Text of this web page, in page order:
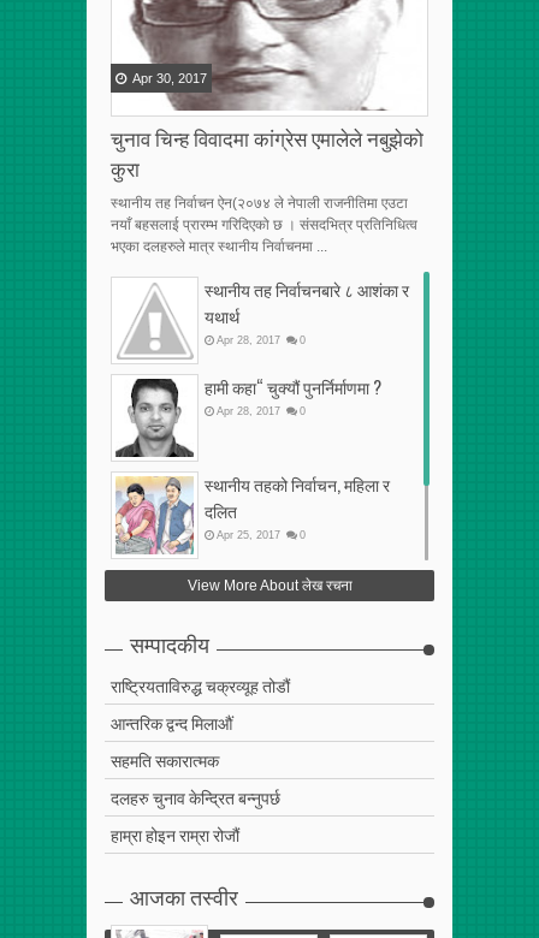
चुनाव चिन्ह विवादमा कांग्रेस एमालेले नबुझेको
कुरा
Apr 30 2017
स्थानीय तह निर्वाचन ऐन(२०७४ ले नेपाली राजनीतिमा एउटा
नयाँ बहसलाई प्रारम्भ गरिदिएको छ । संसदभित्र प्रतिनिधित्व
भएका दलहरुले मात्र स्थानीय निर्वाचनमा ...
स्थानीय तह निर्वाचनबारे ८ आशंका र
यथार्थ
Apr 28 2017 0
हामी कहा“ चुक्यौं पुनर्निर्माणमा ?
Apr 28 2017 0
स्थानीय तहको निर्वाचन, महिला र
दलित
Apr 25 2017 0
फेरि अर्को गलत सहमति
View More About लेख रचना
सम्पादकीय
राष्ट्रियताविरुद्ध चक्रव्यूह तोडौं
आन्तरिक द्वन्द मिलाऔं
सहमति सकारात्मक
दलहरु चुनाव केन्द्रित बन्नुपर्छ
हाम्रा होइन राम्रा रोजौं
आजका तस्वीर